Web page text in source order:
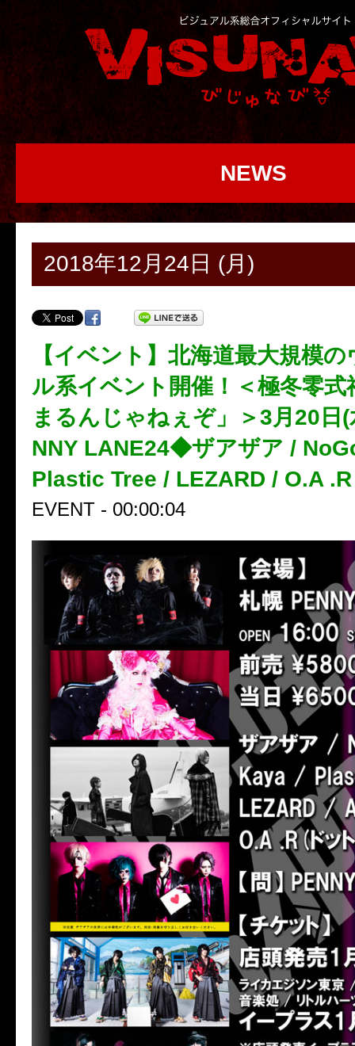
NEWS
2018年12月24日 (月)
【イベント】北海道最大規模
ル系イベント開催！＜極冬零式
まるんじゃねぇぞ」＞3月20日
NNY LANE24◆ザアザア /
Plastic Tree / LEZARD / O.A
EVENT - 00:00:04